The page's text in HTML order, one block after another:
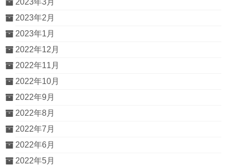
2023年3月
2023年2月
2023年1月
2022年12月
2022年11月
2022年10月
2022年9月
2022年8月
2022年7月
2022年6月
2022年5月